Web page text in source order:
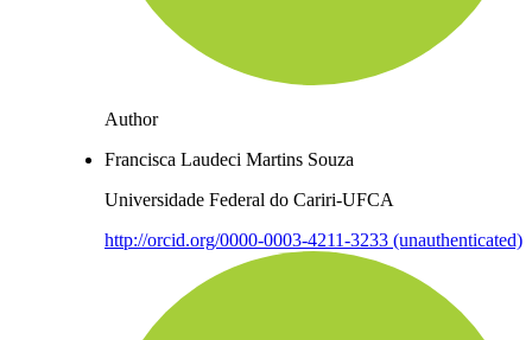
Author
Francisca Laudeci Martins Souza
Universidade Federal do Cariri-UFCA
http://orcid.org/0000-0003-4211-3233 (unauthenticated)